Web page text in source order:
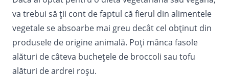
va trebui să ții cont de faptul că fierul din alimentele
vegetale se absoarbe mai greu decât cel obținut din
produsele de origine animală. Poți mânca fasole
alături de câteva buchețele de broccoli sau tofu
alături de ardrei roșu.